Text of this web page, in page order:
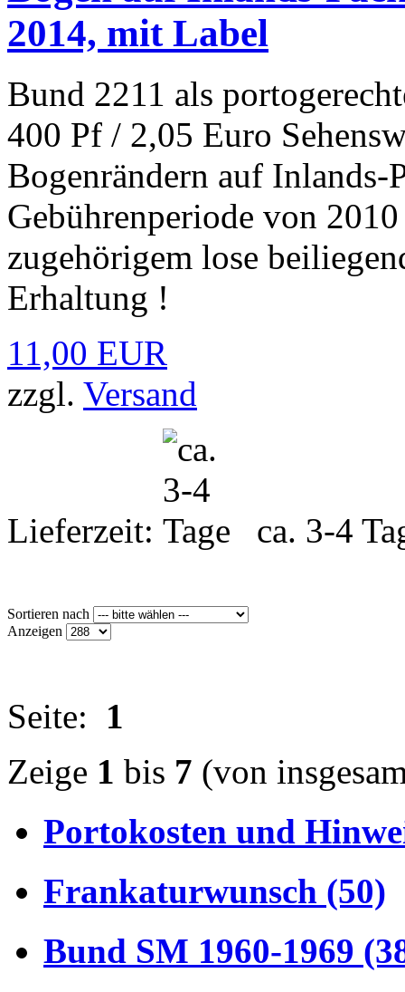
2014, mit Label
Bund 2211 als
400 Pf / 2,05 Euro
Bogenrändern auf Inlands-
Gebührenperiode von
zugehörigem lose
Erhaltung !
11,00 EUR
zzgl. Versand
Lieferzeit: ca. 3-4
Sortieren nach
Anzeigen
Seite: 1
Zeige 1 bis 7 (von
Portokosten und
Frankaturwunsch (50)
Bund SM 1960-1969